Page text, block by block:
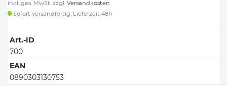
inkl. ges. MwSt. zzgl. Versandkosten
Sofort versandfertig, Lieferzeit 48h
Art.-ID
700
EAN
0890303130753